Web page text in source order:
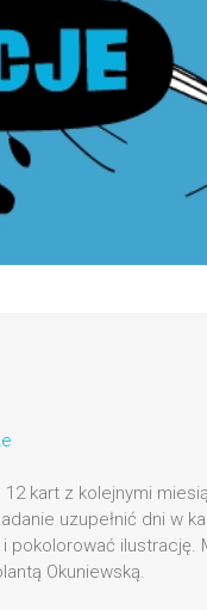
12 kart z kolejnymi
uzupełnić dni w
pokolorować ilustrację.
Okuniewską.